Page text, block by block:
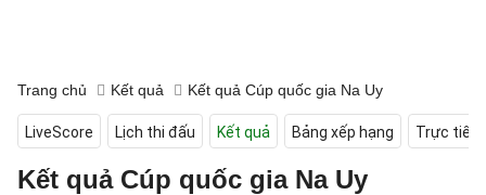
Trang chủ Kết quả Kết quả Cúp quốc gia Na Uy
LiveScore Lịch thi đấu Kết quả Bảng xếp hạng Trực tiếp
Kết quả Cúp quốc gia Na Uy